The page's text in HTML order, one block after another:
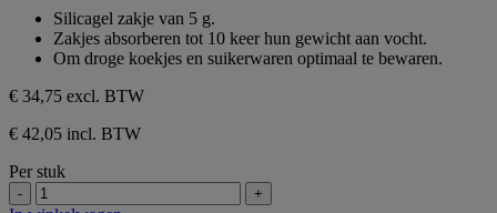
sterren.
Silicagel zakje van 5 g.
Zakjes absorberen tot 10 keer hun gewicht aan vocht.
Om droge koekjes en suikerwaren optimaal te bewaren.
€ 34,75 excl. BTW
€ 42,05 incl. BTW
Per stuk
- +